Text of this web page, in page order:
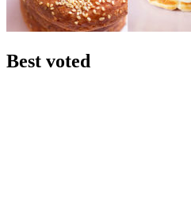
Best voted